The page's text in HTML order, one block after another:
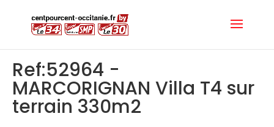
Ref:52964 -
MARCORIGNAN Villa T4 sur
terrain 330m2